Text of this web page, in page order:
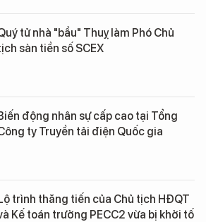
tử nhà "bầu" Thuỵ làm Phó Chủ
sàn tiền số SCEX
động nhân sự cấp cao tại Tổng
ty Truyền tải điện Quốc gia
trình thăng tiến của Chủ tịch HĐQT
Kế toán trưởng PECC2 vừa bị khởi tố